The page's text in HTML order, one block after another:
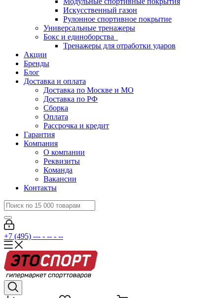
Искусственный газон
Рулонное спортивное покрытие
Универсальные тренажеры
Бокс и единоборства
Тренажеры для отработки ударов
Акции
Бренды
Блог
Доставка и оплата
Доставка по Москве и МО
Доставка по РФ
Сборка
Оплата
Рассрочка и кредит
Гарантия
Компания
О компании
Реквизиты
Команда
Вакансии
Контакты
+7 (495) --- - -- - --